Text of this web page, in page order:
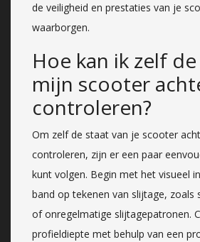
de veiligheid en prestaties van je
waarborgen.
Hoe kan ik zelf
mijn scooter
controleren?
Om zelf de staat van je scooter
controleren, zijn er een paar
kunt volgen. Begin met het visueel
band op tekenen van slijtage, zoals
of onregelmatige slijtagepatronen.
profieldiepte met behulp van een